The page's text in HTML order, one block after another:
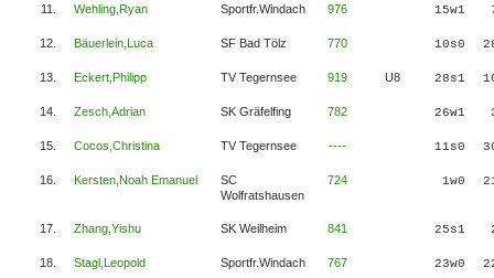
11. Wehling,Ryan Sportfr.Windach 976 15w1
12. Bäuerlein,Luca SF Bad Tölz 770 10s0
13. Eckert,Philipp TV Tegernsee 919 U8 28s1
14. Zesch,Adrian SK Gräfelfing 782 26w1
15. Cocos,Christina TV Tegernsee ---- 11s0
16. Kersten,Noah Emanuel
SC
Wolfratshausen
724 1w0
17. Zhang,Yishu SK Weilheim 841 25s1
18. Stagl,Leopold Sportfr.Windach 767 23w0